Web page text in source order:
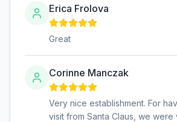
Erica Frolova
Great
Corinne Manczak
Very nice establishment. For
visit from Santa Claus, we were